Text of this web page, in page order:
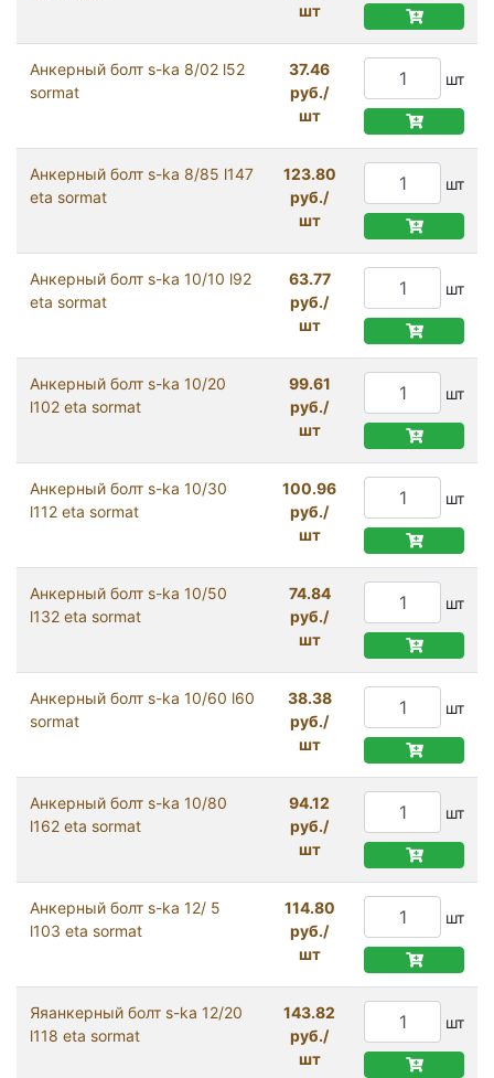
шт
Анкерный болт s-ka 8/02 l52
sormat
37.46
руб./
шт
шт
Анкерный болт s-ka 8/85 l147
eta sormat
123.80
руб./
шт
шт
Анкерный болт s-ka 10/10 l92
eta sormat
63.77
руб./
шт
шт
Анкерный болт s-ka 10/20
l102 eta sormat
99.61
руб./
шт
шт
Анкерный болт s-ka 10/30
l112 eta sormat
100.96
руб./
шт
шт
Анкерный болт s-ka 10/50
l132 eta sormat
74.84
руб./
шт
шт
Анкерный болт s-ka 10/60 l60
sormat
38.38
руб./
шт
шт
Анкерный болт s-ka 10/80
l162 eta sormat
94.12
руб./
шт
шт
Анкерный болт s-ka 12/ 5
l103 eta sormat
114.80
руб./
шт
шт
Яяанкерный болт s-ka 12/20
l118 eta sormat
143.82
руб./
шт
шт